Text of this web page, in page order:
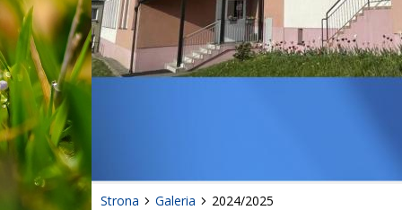
Strona Galeria 2024/2025